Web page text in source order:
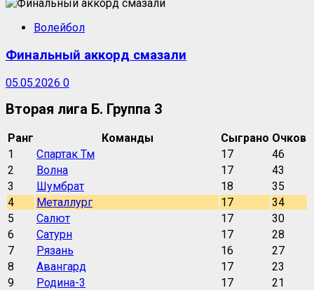
Волейбол
Финальный аккорд смазали
05.05.2026 0
Вторая лига Б. Группа 3
Ранг Команды Сыграно Очков
1
Спартак Тм 17
46
2
Волна 17
43
3
Шумбрат 18
35
4
Металлург 17
34
5
Салют 17
30
6
Сатурн 17
28
7
Рязань 16
27
8
Авангард 17
23
9
Родина-3 17
21